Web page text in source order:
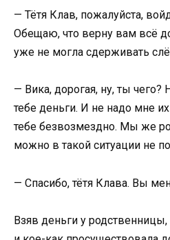
— Тётя Клав, пожалуйста,
Обещаю, что верну вам всё
уже не могла сдерживать
— Вика, дорогая, ну, ты чего?
тебе деньги. И не надо мне
тебе безвозмездно. Мы же
можно в такой ситуации не
— Спасибо, тётя Клава. Вы
Взяв деньги у